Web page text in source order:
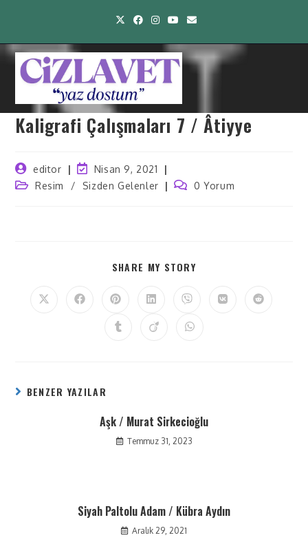
Kaligrafi Çalışmaları 7 / Âtiyye
editor
Nisan 9, 2021
Resim
/ Sizden Gelenler 0 Yorum
SHARE MY STORY
BENZER YAZILAR
Aşk / Murat Sirkecioğlu
Temmuz 31, 2023
Siyah Paltolu Adam / Kübra Aydın
Aralık 29, 2021